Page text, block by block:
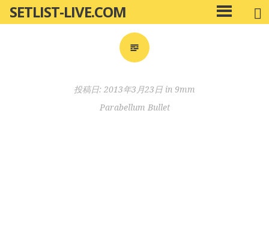
ン
SETLIST-LIVE.COM
メ
イ
投稿日: 2013年3月23日 in 9mm
Parabellum Bullet